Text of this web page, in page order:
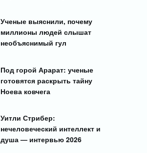
Ученые выяснили, почему
миллионы людей слышат
необъяснимый гул
Под горой Арарат: ученые
готовятся раскрыть тайну
Ноева ковчега
Уитли Стрибер:
нечеловеческий интеллект и
душа — интервью 2026